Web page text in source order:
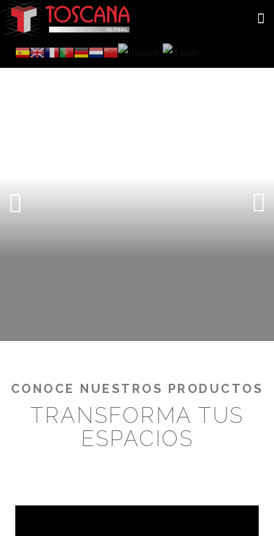
CONOCE NUESTROS PRODUCTOS
TRANSFORMA TUS
ESPACIOS